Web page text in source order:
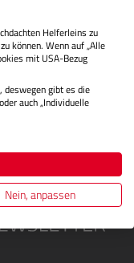
ein
für kompatible
Helferleins zu
können. Wenn auf „Alle
mit USA-Bezug
deswegen gibt es die
auch „Individuelle
Nein, anpassen